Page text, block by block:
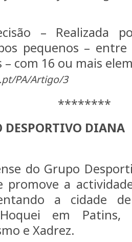
– Realizada
pequenos –
com 16 ou mais
PA/Artigo/3
********
DESPORTIVO DIANA
do Grupo
promove a
a cidade
em Patins,
e Xadrez.